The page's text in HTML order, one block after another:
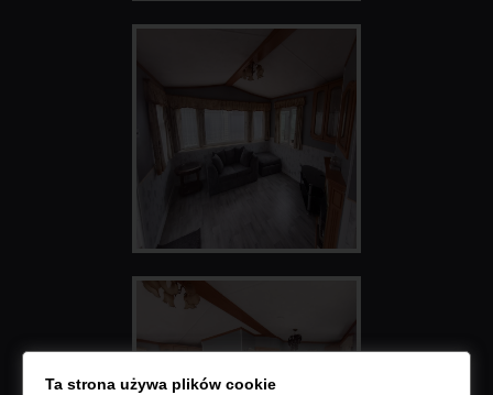
Ta strona używa plików cookie